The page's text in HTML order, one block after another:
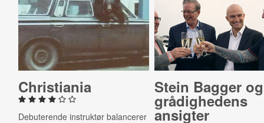
Chris­ti­ania
Debuterende instruktør balancerer
Stein Bagger og
grå­dig­he­dens
ansigter